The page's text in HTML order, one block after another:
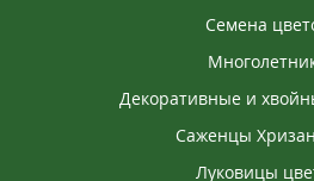
Семена
Декоративные и
Саженцы
Луковицы